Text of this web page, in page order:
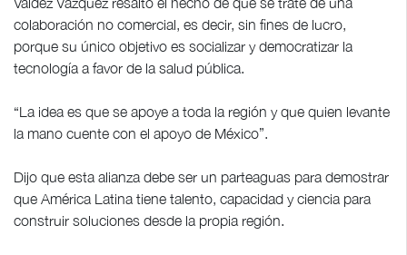
colaboración no comercial, es decir, sin fines de lucro,
porque su único objetivo es socializar y democratizar la
tecnología a favor de la salud pública.
“La idea es que se apoye a toda la región y que quien levante
la mano cuente con el apoyo de México”.
Dijo que esta alianza debe ser un parteaguas para demostrar
que América Latina tiene talento, capacidad y ciencia para
construir soluciones desde la propia región.